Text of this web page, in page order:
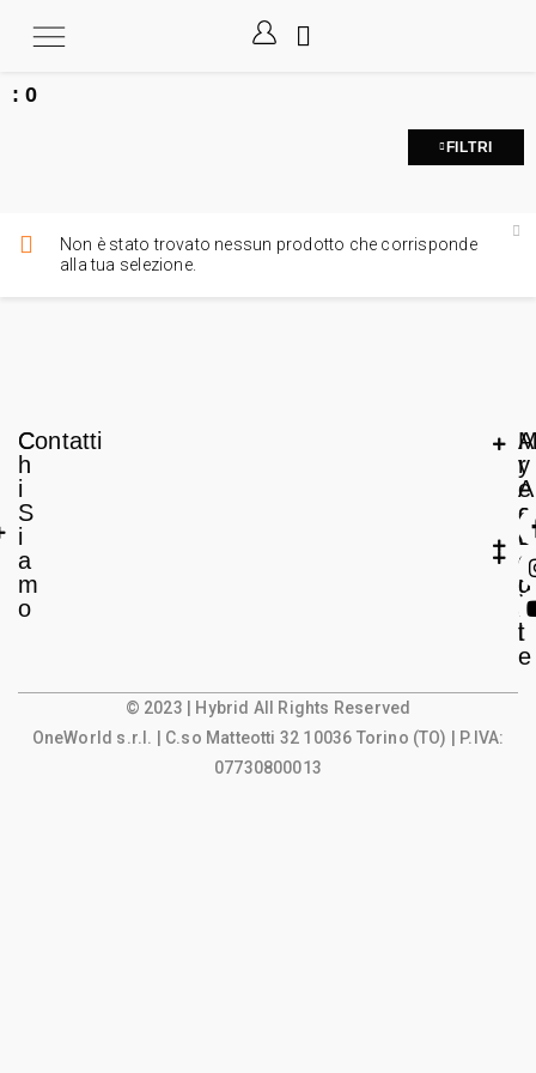
:0
FILTRI
Non è stato trovato nessun prodotto che corrisponde
alla tua selezione.
C
h
i
S
i
a
m
o
Contatti
A
r
e
a
L
e
g
a
l
e
y
A
c
c
o
u
n
t
© 2023 | Hybrid All Rights Reserved
OneWorld s.r.l.
| C.so Matteotti 32 10036 Torino (TO) | P.IVA:
07730800013